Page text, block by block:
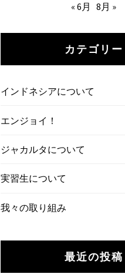
« 6月 8月 »
カテゴリー
インドネシアについて
エンジョイ！
ジャカルタについて
実習生について
我々の取り組み
最近の投稿